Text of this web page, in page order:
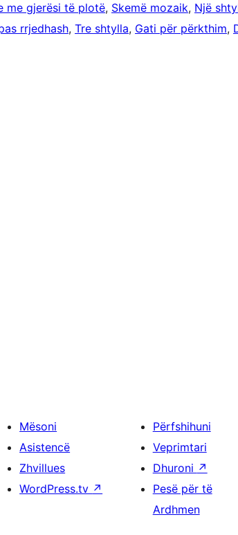
me gjerësi të plotë, Skemë mozaik, Një
rrjedhash, Tre shtylla, Gati për përkthim,
Mësoni
Asistencë
Zhvillues
WordPress.tv ↗
Përfshihuni
Veprimtari
Dhuroni ↗
Pesë për të
Ardhmen